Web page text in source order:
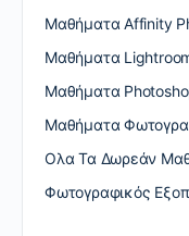
Μαθήματα Affinity
Μαθήματα
Μαθήματα
Μαθήματα
Ολα Τα Δωρεάν
Φωτογραφικός